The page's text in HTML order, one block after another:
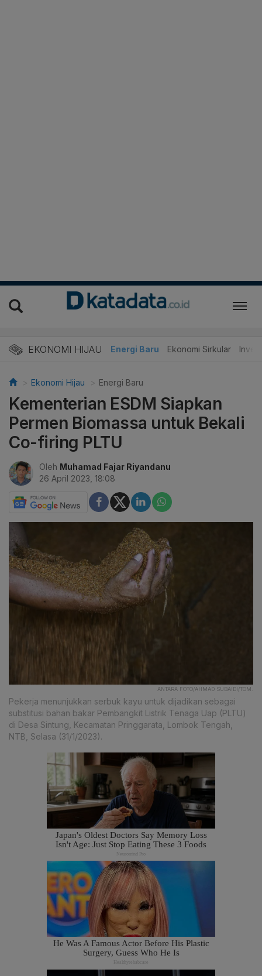
EKONOMI HIJAU Energi Baru Ekonomi Sirkular
Ekonomi Hijau Energi Baru
Kementerian ESDM Siapkan
Permen Biomassa untuk Bekali
Co-firing PLTU
Oleh Muhamad Fajar Riyandanu
26 April 2023, 18:08
ANTARA FOTO/AHMAD SUBAIDI/TOM.
Pekerja menunjukkan serbuk kayu untuk dijadikan sebagai
substitusi bahan bakar Pembangkit Listrik Tenaga Uap (PLTU)
di Desa Sintung, Kecamatan Pringgarata, Lombok Tengah,
NTB, Selasa (31/1/2023).